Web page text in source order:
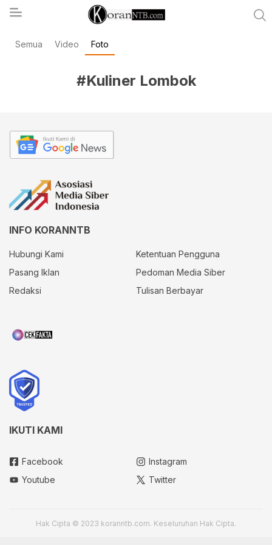
koranntb.com
Semua Video Foto
#Kuliner Lombok
INFO KORANNTB
Hubungi Kami
Ketentuan Pengguna
Pasang Iklan
Pedoman Media Siber
Redaksi
Tulisan Berbayar
IKUTI KAMI
Facebook
Instagram
Youtube
Twitter
Hak Cipta © 2023 koranntb.com. Keseluruhan Hak Cipta.